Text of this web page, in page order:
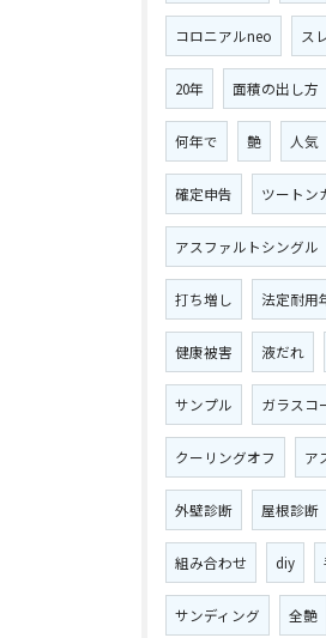
コロニアルneo ス
20年 面積の出し方
何年で 艶 人気
確定申告 ツートン
アスファルトシングル
打ち増し 法定耐用
健康被害 液だれ
サンプル ガラスコ
クーリングオフ ア
外壁診断 屋根診断
組み合わせ diy
サンディング 全艶